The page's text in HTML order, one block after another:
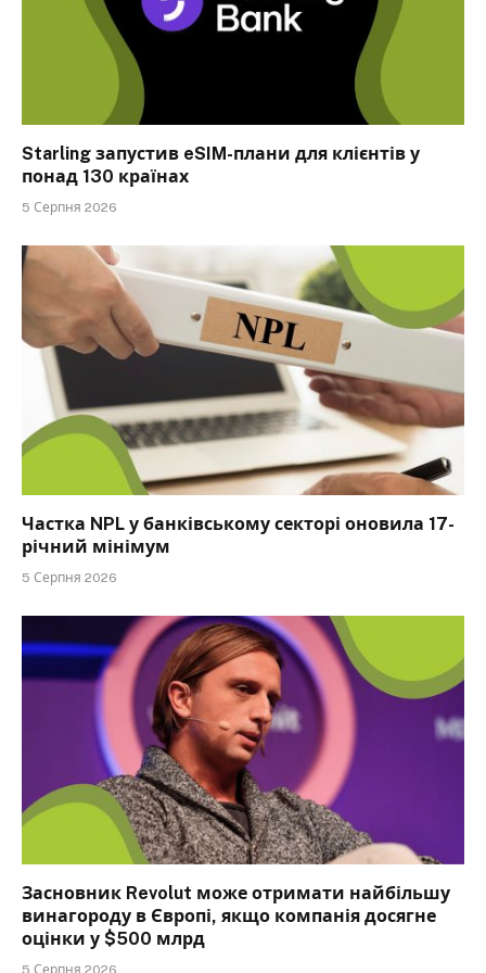
Starling запустив eSIM-плани для клієнтів у
понад 130 країнах
5 Серпня 2026
Частка NPL у банківському секторі оновила 17-
річний мінімум
5 Серпня 2026
Засновник Revolut може отримати найбільшу
винагороду в Європі, якщо компанія досягне
оцінки у $500 млрд